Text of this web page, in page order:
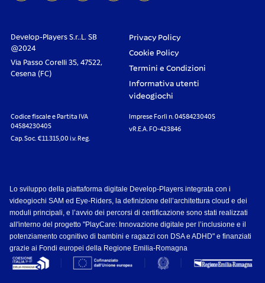
Develop-Players S.r..L. SB
@2024
Via Passo Corelli 35, 47522,
Cesena (FC)
Privacy Policy
Cookie Policy
Termini e Condizioni
Informativa utenti
videogiochi
Codice fiscale e Partita IVA
04584230405
Cap. Soc. €11.315,00 i.v. Reg.
Imprese Forlì n. 04584230405
vR.E.A. FO-423846
Lo sviluppo della piattaforma digitale Develop-Players integrata con i
videogiochi SAM ed Eye-Riders, la definizione dell’architettura cloud e dei
moduli principali, e l’avvio dei percorsi di certificazione sono stati realizzati
all'interno del progetto "PlayCare: Innovazione digitale per l’inclusione e il
potenziamento cognitivo di bambini e ragazzi con DSA e ADHD" e finanziati
grazie ai Fondi europei della Regione Emilia-Romagna